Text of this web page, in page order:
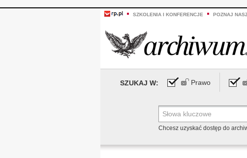
SZKOLENIA I KONFERENCJE POZNAJ
SZUKAJ W: Prawo
Chcesz uzyskać dostęp do